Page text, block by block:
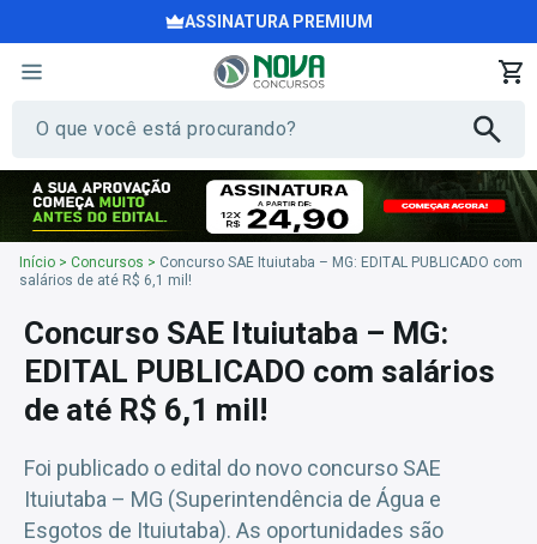
ASSINATURA PREMIUM
Início > Concursos > Concurso SAE Ituiutaba – MG: EDITAL PUBLICADO com
salários de até R$ 6,1 mil!
Concurso SAE Ituiutaba – MG:
EDITAL PUBLICADO com salários
de até R$ 6,1 mil!
Foi publicado o edital do novo concurso SAE
Ituiutaba – MG (Superintendência de Água e
Esgotos de Ituiutaba). As oportunidades são